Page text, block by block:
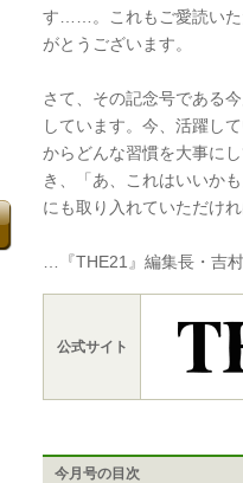
す……。これもご愛読いた
がとうございます。
さて、その記念号である
しています。今、活躍し
からどんな習慣を大事に
き、「あ、これはいいか
にも取り入れていただけれ
…『THE21』編集長・吉
公式サイト
今月号の目次